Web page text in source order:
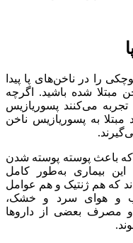
را در ناخن‌های پا پیدا
مبتلا شده باشید. اگرچه
می‌کنند پسوریازیس
در ۵ درصد افراد مبتلا به پسوریازیس ناخن
باعث پوسته پوسته شدن
بیماری به‌طور کامل
که هم ژنتیک و هم عوامل
و هوای سرد و خشک،
و مصرف بعضی از داروها